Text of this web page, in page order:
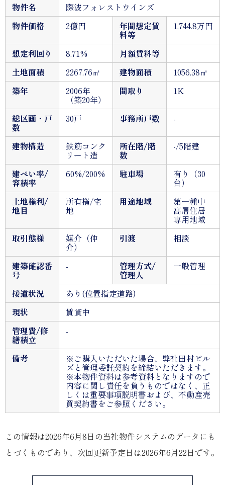
物件名
際波フォレストウインズ
物件価格
2億円 年間想定賃
料等
1,744.8万円
想定利回り 8.71%
月額賃料等
土地面積
2267.76㎡ 建物面積
1056.38㎡
築年
2006年
（築20年）
間取り 1K
総区画・戸
数
30戸 事務所戸数 -
建物構造 鉄筋コンク
リート造
所在階/階
数
-/5階建
建ぺい率/
容積率
60%/200% 駐車場 有り（30
台）
土地権利/
地目
所有権/宅
地
用途地域 第一種中
高層住居
専用地域
取引態様
媒介（仲
介）
引渡 相談
建築確認番
号
- 管理方式/
管理人
一般管理
接道状況
あり(位置指定道路)
現状
賃貸中
管理費/修
繕積立
-
備考 ※ご購入いただいた場合、弊社田村ビル
ズと管理委託契約を締結いただきます。
※本物件資料は参考資料となりますので
内容に関し責任を負うものではなく、正
しくは重要事項説明書および、不動産売
買契約書をご参照ください。
この情報は2026年6月8日の当社物件システムのデータにも
とづくものであり、次回更新予定日は2026年6月22日です。